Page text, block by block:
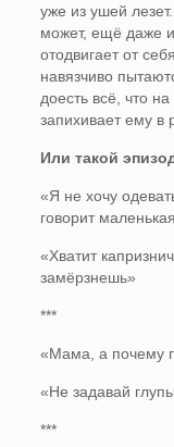
уже из ушей
может, ещё даже и
отодвигает от
навязчиво
доесть всё, что
запихивает ему в
Или такой
«Я не хочу
говорит
«Хватит
замёрзнешь»
***
«Мама, а почему
«Не задавай
***